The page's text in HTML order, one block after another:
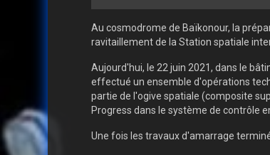
Au cosmodrome de Baïkonour, la
ravitaillement de la Station spatiale
Aujourd'hui, le 22 juin 2021, dans le
effectué un ensemble d'opérations
partie de l'ogive spatiale (composite
Progress dans le système de contrôle
Une fois les travaux d'amarrage